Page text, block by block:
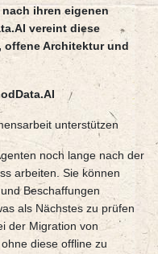
ihren eigenen
vereint diese
offene Architektur und
unterstützen
noch lange nach der
arbeiten. Sie können
Beschaffungen
als Nächstes zu prüfen
der Migration von
diese offline zu